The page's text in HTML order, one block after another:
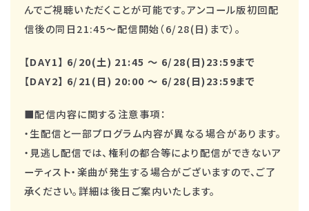
んでご視聴いただくことが可能です。アンコール版初回配
信後の同日21:45〜配信開始（6/28(日)まで）。
【DAY1】 6/20(土) 21:45 〜 6/28(日)23:59まで
【DAY2】 6/21(日) 20:00 〜 6/28(日)23:59まで
■配信内容に関する注意事項：
・生配信と一部プログラム内容が異なる場合があります。
・見逃し配信では、権利の都合等により配信ができないア
ーティスト・楽曲が発生する場合がございますので、ご了
承ください。詳細は後日ご案内いたします。